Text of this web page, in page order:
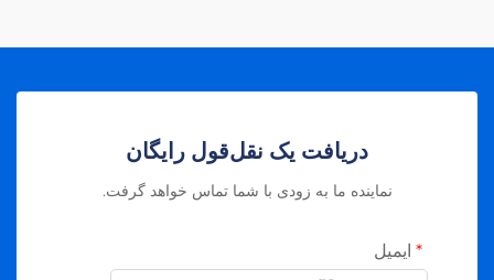
دریافت یک نقل‌قول رایگان
نماینده ما به زودی با شما تماس خواهد گرفت.
ایمیل